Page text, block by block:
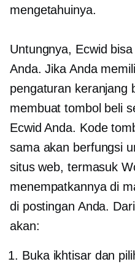
mengetahuinya.
Untungnya, Ecwid
Anda. Jika Anda
pengaturan keranjang
membuat tombol beli
Ecwid Anda. Kode
sama akan berfungsi
situs web, termasuk
menempatkannya di
di postingan Anda.
akan:
Buka ikhtisar dan